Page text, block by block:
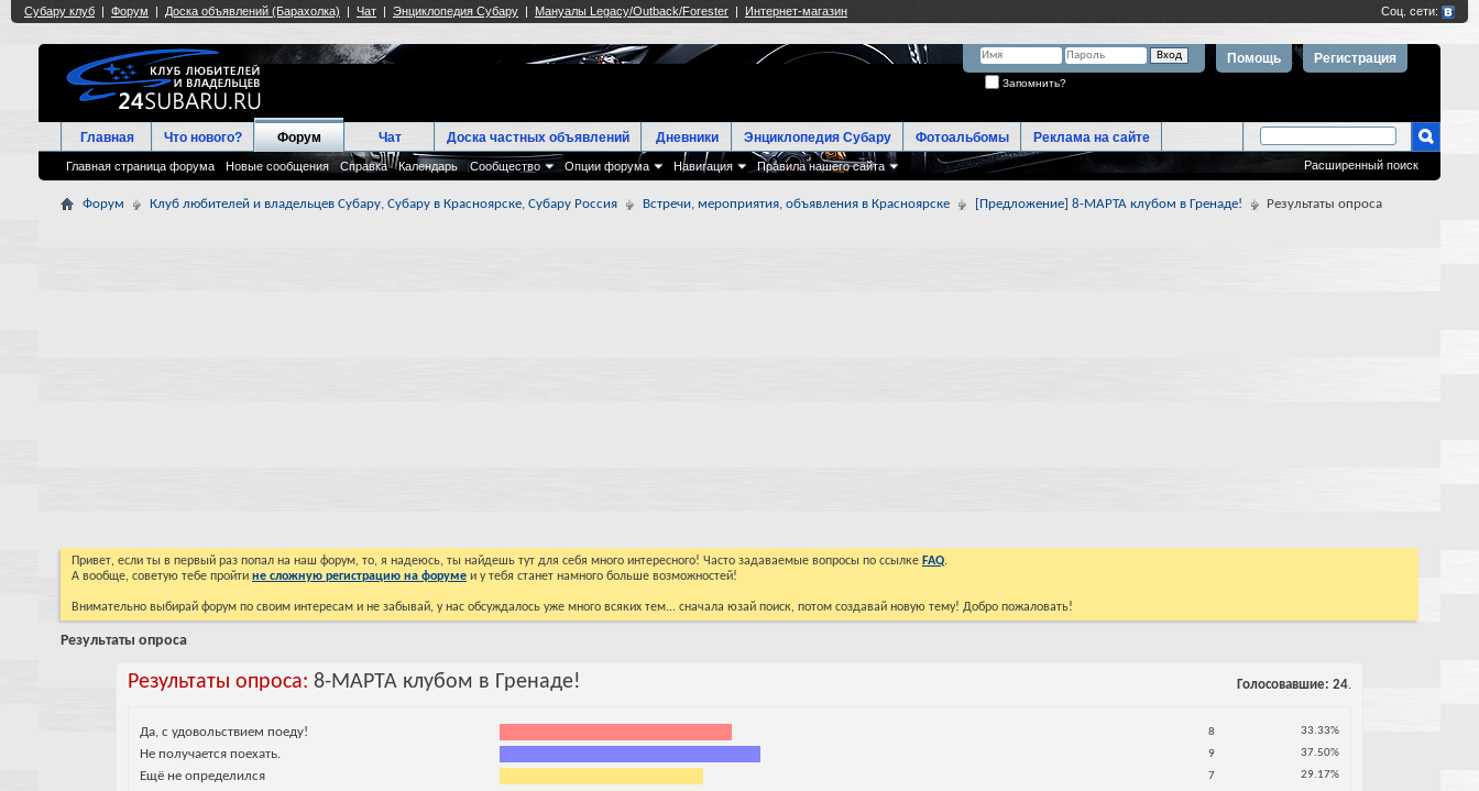
Регистрация
Помощь
Запомнить?
Главная Что нового? Форум
Главная страница форума Новые сообщения Справка Календарь Сообщество Опции форума Навигация Правила нашего сайта
Чат Доска частных объявлений Дневники Энциклопедия Субару Фотоальбомы Реклама на сайте
Расширенный поиск
Форум Клуб любителей и владельцев Субару, Субару в Красноярске, Субару Россия Встречи, мероприятия, объявления в Красноярске [Предложение] 8-МАРТА клубом в Гренаде! Результаты опроса
Привет, если ты в первый раз попал на наш форум, то, я надеюсь, ты найдешь тут для себя много интересного! Часто задаваемые вопросы по ссылке FAQ.
А вообще, советую тебе пройти не сложную регистрацию на форуме и у тебя станет намного больше возможностей!
Внимательно выбирай форум по своим интересам и не забывай, у нас обсуждалось уже много всяких тем... сначала юзай поиск, потом создавай новую тему! Добро пожаловать!
Результаты опроса
Результаты опроса: 8-МАРТА клубом в Гренаде! Голосовавшие 24.
Да, с удовольствием поеду! 8 33.33%
Не получается поехать. 9 37.50%
Ещё не определился 7 29.17%